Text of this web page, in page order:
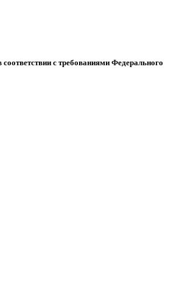
с требованиями Федерального